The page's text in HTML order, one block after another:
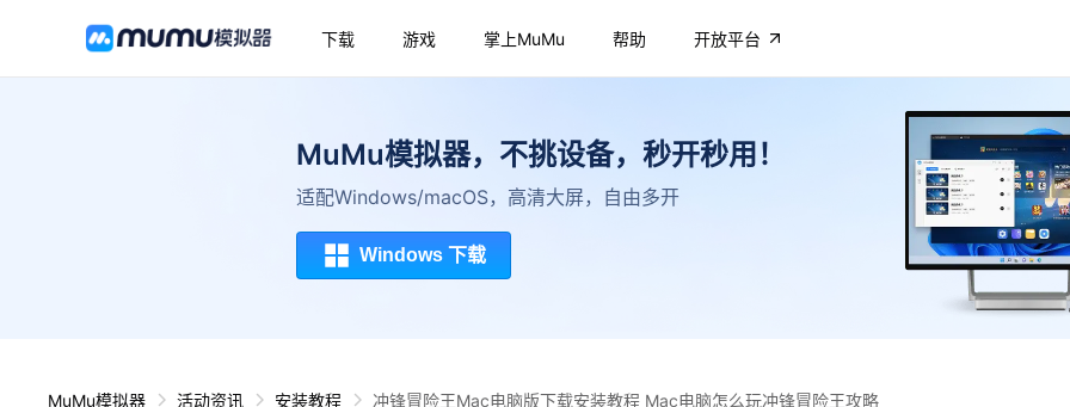
下载 游戏 掌上MuMu 帮助 开放平台
MuMu模拟器，不挑设备，秒开秒用！
适配Windows/macOS，高清大屏，自由多开
Windows 下载
MuMu模拟器 活动资讯 安装教程 冲锋冒险王Mac电脑版下载安装教程 Mac电脑怎么玩冲锋冒险王攻略